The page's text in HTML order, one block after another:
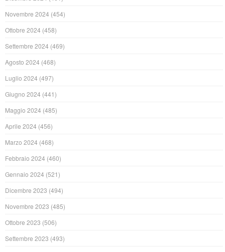
Novembre 2024 (454)
Ottobre 2024 (458)
Settembre 2024 (469)
Agosto 2024 (468)
Luglio 2024 (497)
Giugno 2024 (441)
Maggio 2024 (485)
Aprile 2024 (456)
Marzo 2024 (468)
Febbraio 2024 (460)
Gennaio 2024 (521)
Dicembre 2023 (494)
Novembre 2023 (485)
Ottobre 2023 (506)
Settembre 2023 (493)